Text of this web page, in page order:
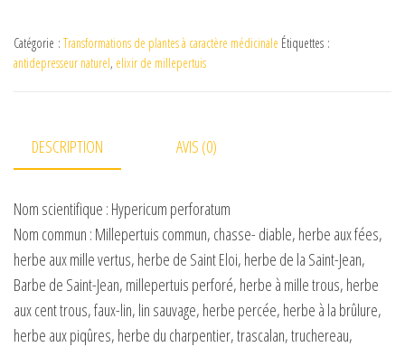
Catégorie : Transformations de plantes à caractère médicinale Étiquettes :
antidepresseur naturel, elixir de millepertuis
DESCRIPTION AVIS (0)
Nom scientifique : Hypericum perforatum
Nom commun : Millepertuis commun, chasse- diable, herbe aux fées,
herbe aux mille vertus, herbe de Saint Eloi, herbe de la Saint-Jean,
Barbe de Saint-Jean, millepertuis perforé, herbe à mille trous, herbe
aux cent trous, faux-lin, lin sauvage, herbe percée, herbe à la brûlure,
herbe aux piqûres, herbe du charpentier, trascalan, truchereau,